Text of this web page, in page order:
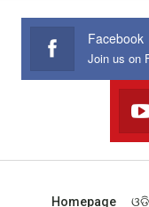
Facebook
Homepage